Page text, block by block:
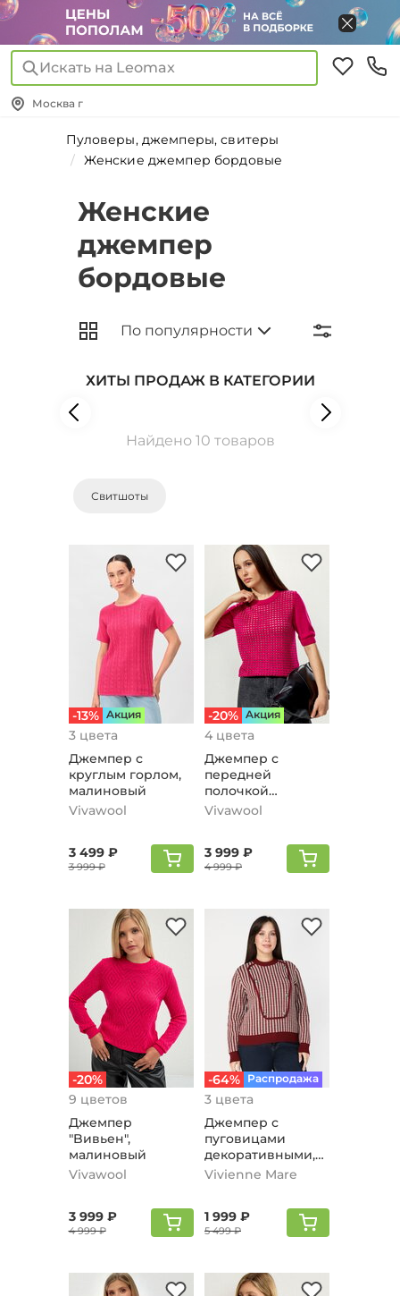
Искать на Leomax
Москва г
Пуловеры, джемперы, свитеры
Женские джемпер бордовые
Женские
джемпер
бордовые
ХИТЫ ПРОДАЖ В КАТЕГОРИИ
Найдено 10 товаров
Свитшоты
-13% Aкция
3 цвета
Джемпер с
круглым горлом,
малиновый
Vivawool
3 499 ₽
3 999 ₽
-20% Aкция
4 цвета
Джемпер с
передней
полочкой
ажурной вязки,
Vivawool
3 999 ₽
4 999 ₽
-20%
9 цветов
Джемпер
"Bивьен",
малиновый
Vivawool
3 999 ₽
4 999 ₽
-64% Распродажа
3 цвета
Джемпер с
пуговицами
декоративными,
бордовый
Vivienne Mare
1 999 ₽
5 499 ₽